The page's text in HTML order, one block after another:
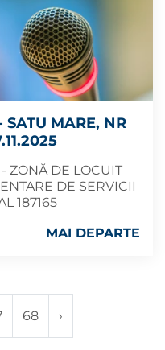
SATU MARE, NR
ZONĂ DE LOCUIT
DE SERVICII
187165
MAI DEPARTE
68 ›